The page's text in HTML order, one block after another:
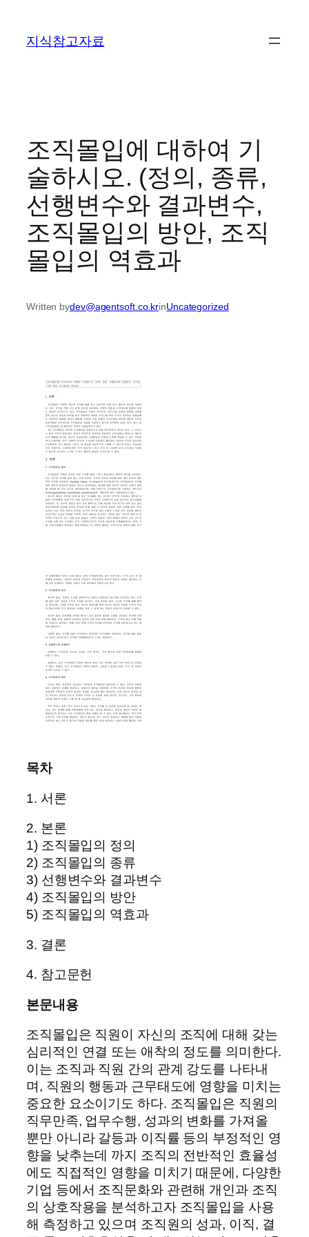
지식참고자료
조직몰입에 대하여 기
술하시오. (정의, 종류,
선행변수와 결과변수,
조직몰입의 방안, 조직
몰입의 역효과
Written bydev@agentsoft.co.krinUncategorized
목차
1. 서론
2. 본론
1) 조직몰입의 정의
2) 조직몰입의 종류
3) 선행변수와 결과변수
4) 조직몰입의 방안
5) 조직몰입의 역효과
3. 결론
4. 참고문헌
본문내용
조직몰입은 직원이 자신의 조직에 대해 갖는
심리적인 연결 또는 애착의 정도를 의미한다.
이는 조직과 직원 간의 관계 강도를 나타내
며, 직원의 행동과 근무태도에 영향을 미치는
중요한 요소이기도 하다. 조직몰입은 직원의
직무만족, 업무수행, 성과의 변화를 가져올
뿐만 아니라 갈등과 이직률 등의 부정적인 영
향을 낮추는데 까지 조직의 전반적인 효율성
에도 직접적인 영향을 미치기 때문에, 다양한
기업 등에서 조직문화와 관련해 개인과 조직
의 상호작용을 분석하고자 조직몰입을 사용
해 측정하고 있으며 조직원의 성과, 이직, 결